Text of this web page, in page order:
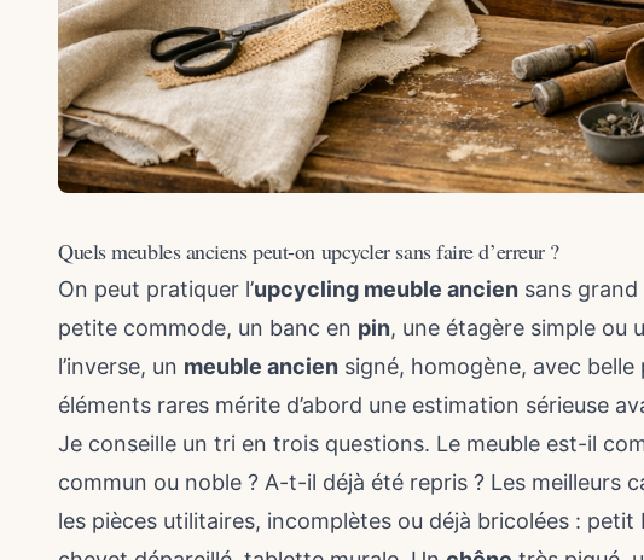
Quels meubles anciens peut-on upcycler sans faire d’erreur ?
On peut pratiquer l’upcycling meuble ancien sans
petite commode, un banc en pin, une étagère simple ou
l’inverse, un meuble ancien signé, homogène, avec belle
éléments rares mérite d’abord une estimation sérieuse
Je conseille un tri en trois questions. Le meuble est-il
commun ou noble ? A-t-il déjà été repris ? Les meilleurs
les pièces utilitaires, incomplètes ou déjà bricolées :